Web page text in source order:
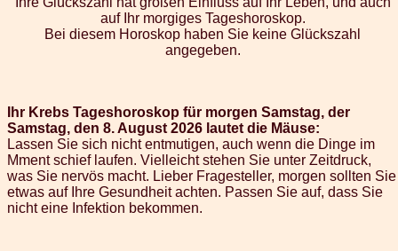
auf Ihr morgiges Tageshoroskop.
Bei diesem Horoskop haben Sie keine Glückszahl
angegeben.
Ihr Krebs Tageshoroskop für morgen Samstag, der
Samstag, den 8. August 2026 lautet die Mäuse:
Lassen Sie sich nicht entmutigen, auch wenn die Dinge im
Mment schief laufen. Vielleicht stehen Sie unter Zeitdruck,
was Sie nervös macht. Lieber Fragesteller, morgen sollten Sie
etwas auf Ihre Gesundheit achten. Passen Sie auf, dass Sie
nicht eine Infektion bekommen.